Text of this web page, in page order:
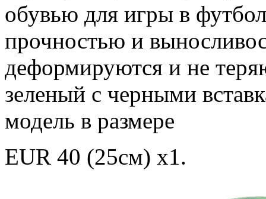
обувью для игры в
прочностью и
деформируются и не
зеленый с черными
модель в размере
EUR 40 (25см) х1.